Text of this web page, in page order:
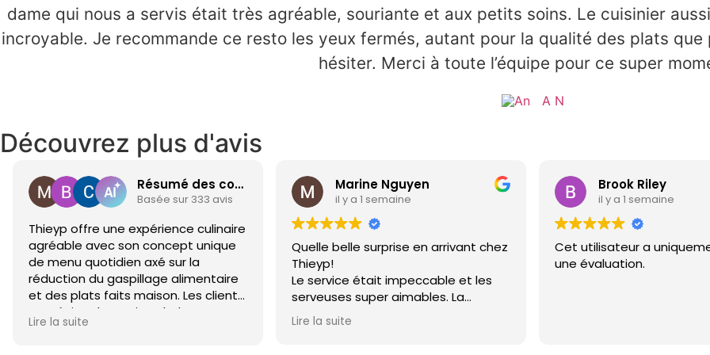
dame qui nous a servis était très agréable, souriante et aux petits soins. Le cuisinier
incroyable. Je recommande ce resto les yeux fermés, autant pour la qualité des plats que
hésiter. Merci à toute l’équipe pour ce super
A N
Découvrez plus d'avis
Résumé des commentaires
Basée sur 333 avis
Thieyp offre une expérience culinaire
agréable avec son concept unique
de menu quotidien axé sur la
réduction du gaspillage alimentaire
et des plats faits maison. Les clients
apprécient le service chaleureux et
l’ambiance conviviale. Malgré des
Lire la suite
Marine Nguyen
il y a 1 semaine
Quelle belle surprise en arrivant chez
Thieyp!
Le service était impeccable et les
serveuses super aimables. La
nourriture était une explosion de
saveurs, ça faisait longtemps que je
Lire la suite
Brook Riley
il y a 1 semaine
Cet utilisateur a
une évaluation.